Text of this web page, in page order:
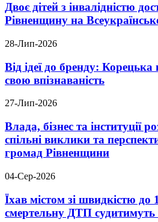
Двоє дітей з інвалідністю
Рівненщину на
28-Лип-2026
Від ідеї до бренду:
свою впізнаваність
27-Лип-2026
Влада, бізнес та інституції
спільні виклики та
громад Рівненщини
04-Сер-2026
Їхав містом зі швидкістю до
смертельну ДТП судитимуть